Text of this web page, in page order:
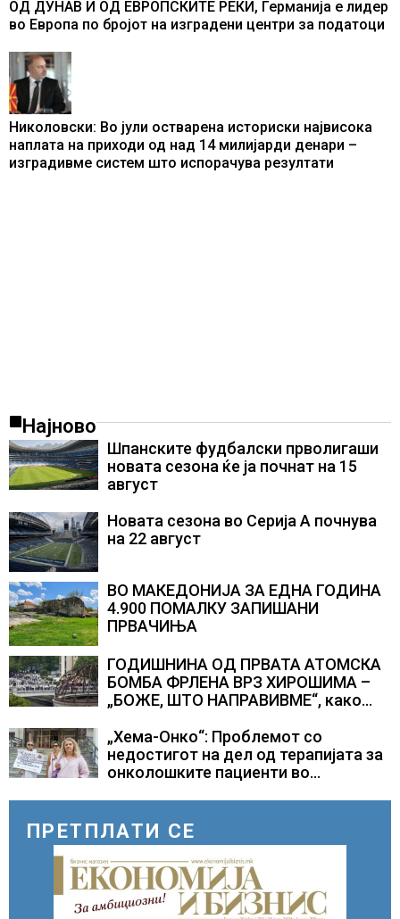
ОД ДУНАВ И ОД ЕВРОПСКИТЕ РЕКИ, Германија е лидер
во Европа по бројот на изградени центри за податоци
Николовски: Во јули остварена историски највисока
наплата на приходи од над 14 милијарди денари –
изградивме систем што испорачува резултати
Најново
Шпанските фудбалски прволигаши
новата сезона ќе ја почнат на 15
август
Новата сезона во Серија А почнува
на 22 август
ВО МАКЕДОНИЈА ЗА ЕДНА ГОДИНА
4.900 ПОМАЛКУ ЗАПИШАНИ
ПРВАЧИЊА
ГОДИШНИНА ОД ПРВАТА АТОМСКА
БОМБА ФРЛЕНА ВРЗ ХИРОШИМА –
„БОЖЕ, ШТО НАПРАВИВМЕ“, како
Геј“ и учесниците во
бомбардирањето го доживуваа овој
настан што го промени текот на
„Хема-Онко“: Проблемот со
недостигот на дел од терапијата за
онколошките пациенти во
ПРЕТПЛАТИ СЕ